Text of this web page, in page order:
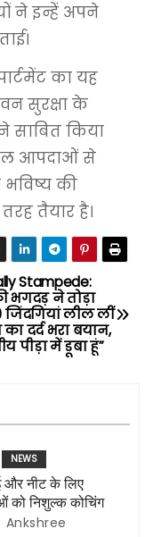
ने इन्हें अपने
का यह
सुरक्षा के
साबित किया
आपदाओं से
की
तैयार है।
Stampede:
भगदड़ ने तोड़ा
जिंदगियां लील लीं
दर्द भरा बयान,
पीड़ा में डूबा हूं”
NEWS
और नीट के लिए
को निशुल्क कोचिंग
Ankshree